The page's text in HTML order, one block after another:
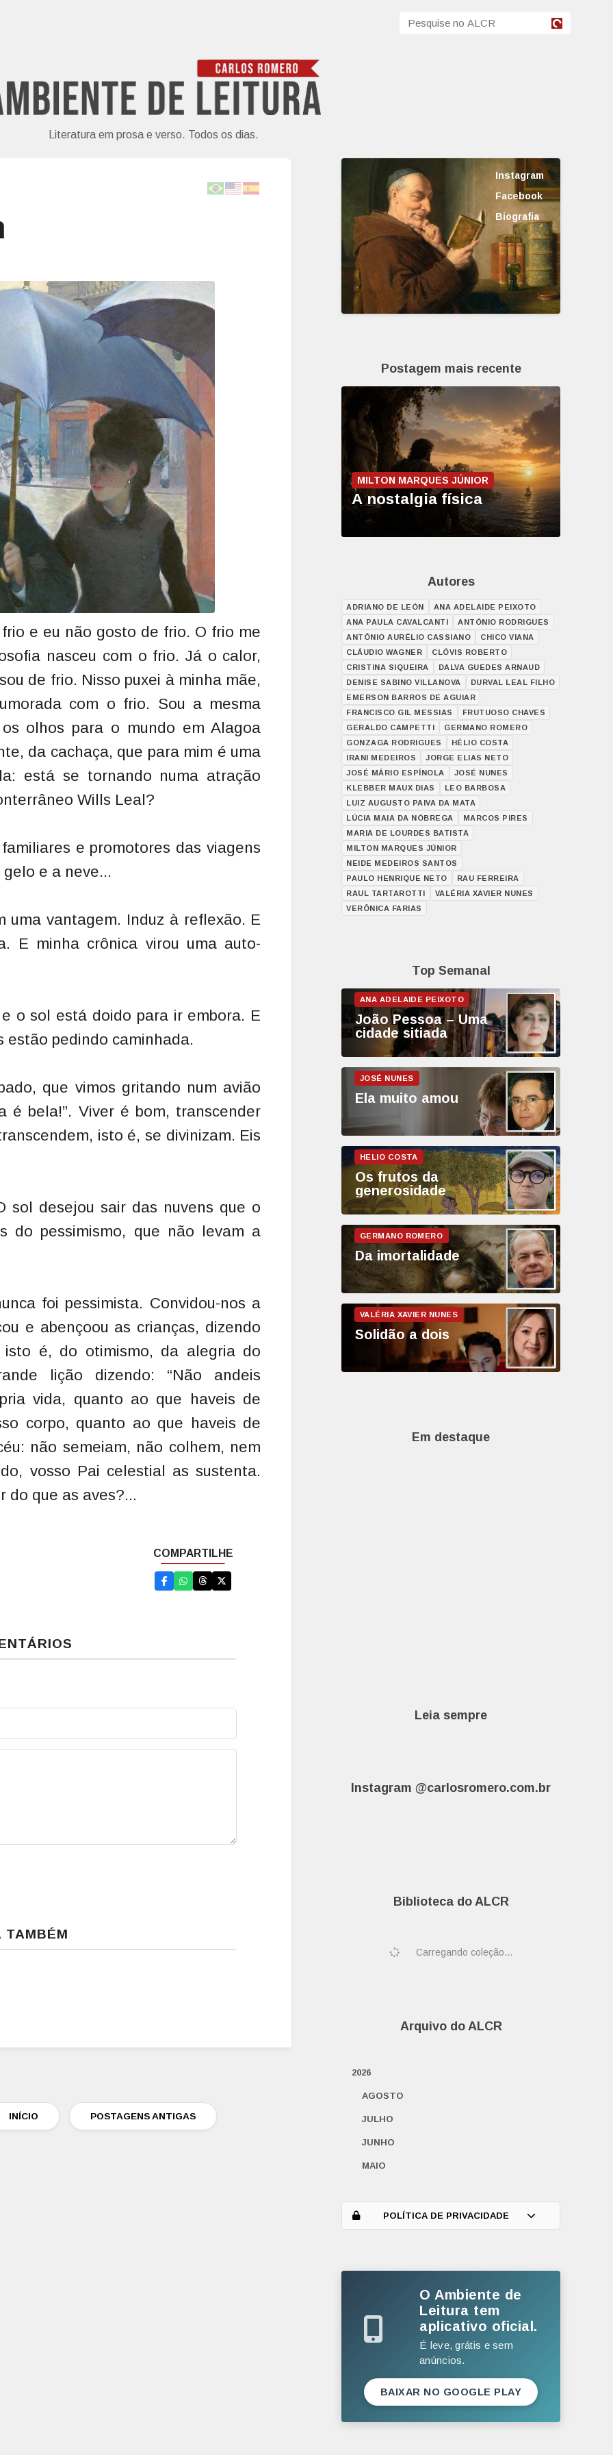
Literatura em prosa e verso. Todos os dias.
e eu não gosto de frio. O frio me
nasceu com o frio. Já o calor,
de frio. Nisso puxei à minha mãe,
com o frio. Sou a mesma
olhos para o mundo em Alagoa
da cachaça, que para mim é uma
está se tornando numa atração
Wills Leal?
e promotores das viagens
e a neve...
uma vantagem. Induz à reflexão. E
E minha crônica virou uma auto-
o sol está doido para ir embora. E
estão pedindo caminhada.
que vimos gritando num avião
é bela!”. Viver é bom, transcender
isto é, se divinizam. Eis
sol desejou sair das nuvens que o
do pessimismo, que não levam a
foi pessimista. Convidou-nos a
e abençoou as crianças, dizendo
é, do otimismo, da alegria do
lição dizendo: “Não andeis
vida, quanto ao que haveis de
corpo, quanto ao que haveis de
não semeiam, não colhem, nem
vosso Pai celestial as sustenta.
do que as aves?...
TAMBÉM
INÍCIO POSTAGENS ANTIGAS
Instagram
Facebook
Biografia
Postagem mais recente
MILTON MARQUES JÚNIOR
A nostalgia física
Autores
ADRIANO DE LEÓN
ANA ADELAIDE PEIXOTO
ANA PAULA CAVALCANTI
ANTÓNIO RODRIGUES
ANTÔNIO AURÉLIO CASSIANO
CHICO VIANA
CLÁUDIO WAGNER
CLÓVIS ROBERTO
CRISTINA SIQUEIRA
DALVA GUEDES ARNAUD
DENISE SABINO VILLANOVA
DURVAL LEAL FILHO
EMERSON BARROS DE AGUIAR
FRANCISCO GIL MESSIAS
FRUTUOSO CHAVES
GERALDO CAMPETTI
GERMANO ROMERO
GONZAGA RODRIGUES
HÉLIO COSTA
IRANI MEDEIROS
JORGE ELIAS NETO
JOSÉ MÁRIO ESPÍNOLA
JOSÉ NUNES
KLEBBER MAUX DIAS
LEO BARBOSA
LUIZ AUGUSTO PAIVA DA MATA
LÚCIA MAIA DA NÓBREGA
MARCOS PIRES
MARIA DE LOURDES BATISTA
MILTON MARQUES JÚNIOR
NEIDE MEDEIROS SANTOS
PAULO HENRIQUE NETO
RAU FERREIRA
RAUL TARTAROTTI
VALÉRIA XAVIER NUNES
VERÔNICA FARIAS
Top Semanal
João Pessoa – Uma
cidade sitiada
Ela muito amou
Os frutos da
generosidade
Da imortalidade
Solidão a dois
Em destaque
Leia sempre
Instagram @carlosromero.com.br
Biblioteca do ALCR
Carregando coleção...
Arquivo do ALCR
2026
AGOSTO
JULHO
JUNHO
MAIO
MARÇO
DEZEMBRO
NOVEMBRO
SETEMBRO
POLÍTICA DE PRIVACIDADE
O Ambiente de
Leitura tem
aplicativo oficial.
É leve, grátis e sem
anúncios.
BAIXAR NO GOOGLE PLAY